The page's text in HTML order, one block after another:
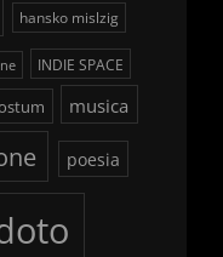
hansko mislzig
INDIE SPACE
musica
poesia